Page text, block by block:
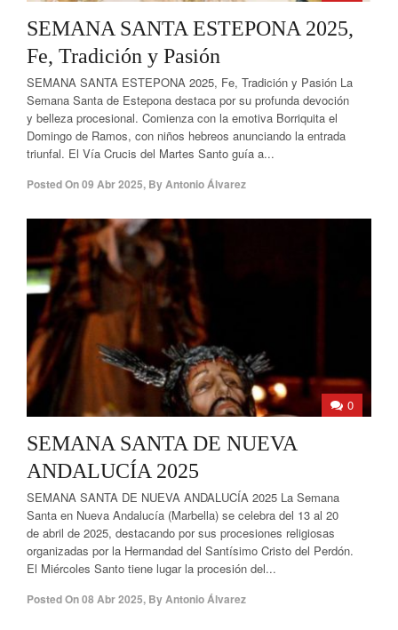
SEMANA SANTA ESTEPONA 2025,
Fe, Tradición y Pasión
SEMANA SANTA ESTEPONA 2025, Fe, Tradición y Pasión La
Semana Santa de Estepona destaca por su profunda devoción
y belleza procesional. Comienza con la emotiva Borriquita el
Domingo de Ramos, con niños hebreos anunciando la entrada
triunfal. El Vía Crucis del Martes Santo guía a...
Posted On09 Abr 2025, ByAntonio Álvarez
0
SEMANA SANTA DE NUEVA
ANDALUCÍA 2025
SEMANA SANTA DE NUEVA ANDALUCÍA 2025 La Semana
Santa en Nueva Andalucía (Marbella) se celebra del 13 al 20
de abril de 2025, destacando por sus procesiones religiosas
organizadas por la Hermandad del Santísimo Cristo del Perdón.
El Miércoles Santo tiene lugar la procesión del...
Posted On08 Abr 2025, ByAntonio Álvarez